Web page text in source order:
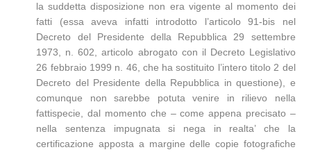
la suddetta disposizione non era vigente al momento dei
fatti (essa aveva infatti introdotto l’articolo 91-bis nel
Decreto del Presidente della Repubblica 29 settembre
1973, n. 602, articolo abrogato con il Decreto Legislativo
26 febbraio 1999 n. 46, che ha sostituito l’intero titolo 2 del
Decreto del Presidente della Repubblica in questione), e
comunque non sarebbe potuta venire in rilievo nella
fattispecie, dal momento che – come appena precisato –
nella sentenza impugnata si nega in realta’ che la
certificazione apposta a margine delle copie fotografiche